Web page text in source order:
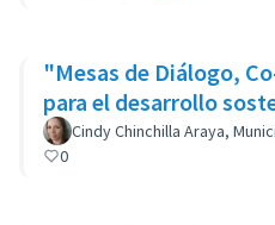
"Mesas de Diálogo,
para el desarrollo
Cindy Chinchilla Araya,
0